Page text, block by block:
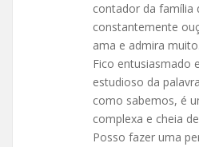
contador da família
constantemente
ama e admira muito.
Fico entusiasmado
estudioso da
como sabemos, é
complexa e cheia
Posso fazer uma